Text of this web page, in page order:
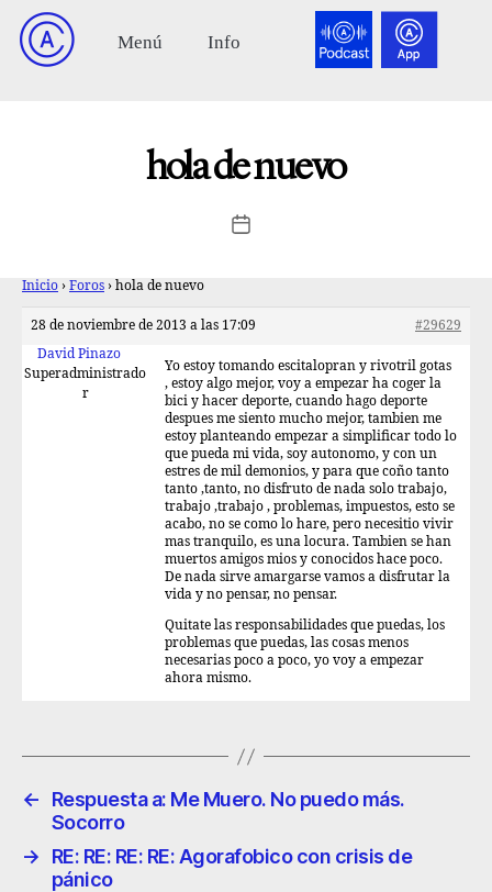
hola de nuevo
Inicio › Foros › hola de nuevo
28 de noviembre de 2013 a las 17:09
#29629
David Pinazo
Superadministrado
r
Yo estoy tomando escitalopran y rivotril gotas
, estoy algo mejor, voy a empezar ha coger la
bici y hacer deporte, cuando hago deporte
despues me siento mucho mejor, tambien me
estoy planteando empezar a simplificar todo lo
que pueda mi vida, soy autonomo, y con un
estres de mil demonios, y para que coño tanto
tanto ,tanto, no disfruto de nada solo trabajo,
trabajo ,trabajo , problemas, impuestos, esto se
acabo, no se como lo hare, pero necesitio vivir
mas tranquilo, es una locura. Tambien se han
muertos amigos mios y conocidos hace poco.
De nada sirve amargarse vamos a disfrutar la
vida y no pensar, no pensar.
Quitate las responsabilidades que puedas, los
problemas que puedas, las cosas menos
necesarias poco a poco, yo voy a empezar
ahora mismo.
←
Respuesta a: Me Muero. No puedo más.
Socorro
→
RE: RE: RE: RE: Agorafobico con crisis de
pánico